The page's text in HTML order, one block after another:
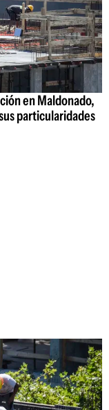
en Maldonado,
particularidades